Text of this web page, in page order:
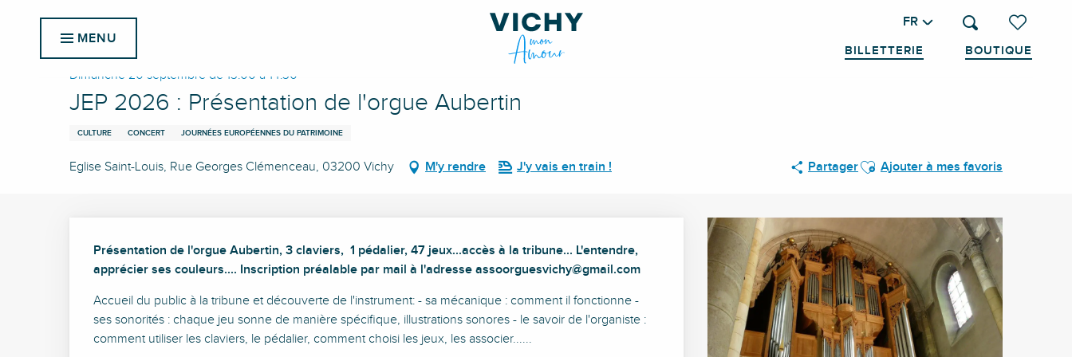
Voir les
Recherche
FR
BILLETTERIE BOUTIQUE
MENU
Accueil JEP 2026 : Présentation de l'orgue Aubertin
Dimanche 20 septembre de 13:00 à 14:30
JEP 2026 : Présentation de l'orgue Aubertin
CULTURE CONCERT JOURNÉES EUROPÉENNES DU PATRIMOINE
Eglise Saint-Louis, Rue Georges Clémenceau, 03200 Vichy M'y rendre J'y vais en train ! PartagerAjouter aux favoris
Ajouter à mes favoris
Description
Présentation de l'orgue Aubertin, 3 claviers,  1 pédalier, 47 jeux...accès à la tribune... L'entendre,
apprécier ses couleurs.... Inscription préalable par mail à l'adresse assoorguesvichy@gmail.com
Accueil du public à la tribune et découverte de l'instrument: - sa mécanique : comment il fonctionne -
ses sonorités : chaque jeu sonne de manière spécifique, illustrations sonores - le savoir de l'organiste :
comment utiliser les claviers, le pédalier, comment choisi les jeux, les associer......